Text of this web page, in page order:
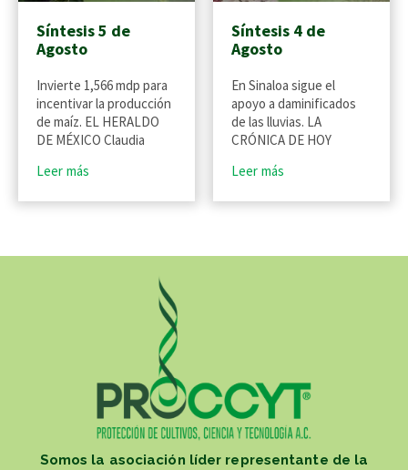
Síntesis 5 de
Agosto
Invierte 1,566 mdp para
incentivar la producción
de maíz. EL HERALDO
DE MÉXICO Claudia
Leer más
Síntesis 4 de
Agosto
En Sinaloa sigue el
apoyo a daminificados
de las lluvias. LA
CRÓNICA DE HOY
Leer más
Somos la asociación líder representante de la